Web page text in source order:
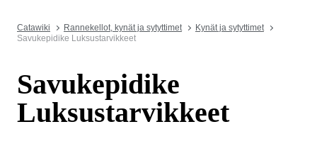
Catawiki Rannekellot, kynät ja sytyttimet
Kynät ja sytyttimet
Savukepidike Luksustarvikkeet
Savukepidike
Luksustarvikkeet